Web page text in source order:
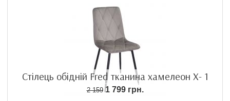
Стілець обідній Fred тканина хамелеон Х- 1
2 1591 799 грн.